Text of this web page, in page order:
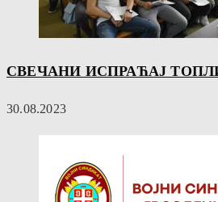
СВЕЧАНИ ИСПРАЋАЈ
30.08.2023